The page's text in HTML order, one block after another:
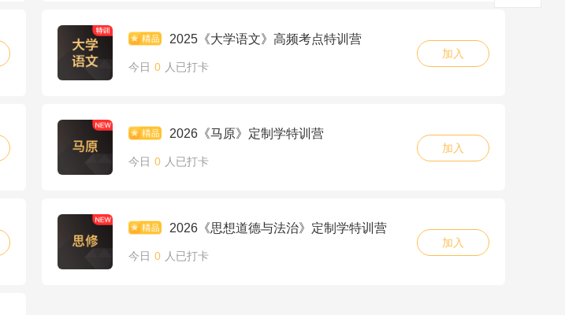
2025《大学语文》高频考点特训营
今日 0 人已打卡
加入
2026《马原》定制学特训营
今日 0 人已打卡
加入
2026《思想道德与法治》定制学特训营
今日 0 人已打卡
加入